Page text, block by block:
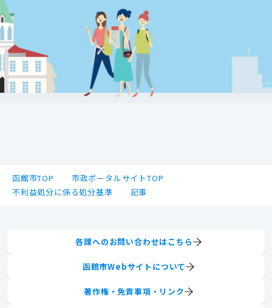
函館市TOP
市政ポータルサイトTOP
不利益処分に係る処分基準
記事
各課へのお問い合わせはこちら
函館市Webサイトについて
著作権・免責事項・リンク